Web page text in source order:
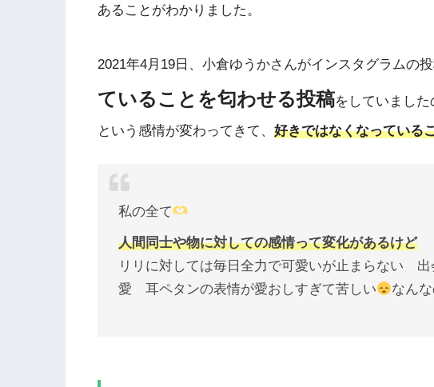
あることがわかりました。
2021年4月19日、小倉ゆうかさんがインスタグラムの投
ていることを匂わせる投稿をしていまし
という感情が変わってきて、 好きではなくなっている
私の全て
人間同士や物に対しての感情って変化があるけど
リリに対しては毎日全力で可愛いが止まらない
愛 耳ペタンの表情が愛おしすぎて苦しい
なん